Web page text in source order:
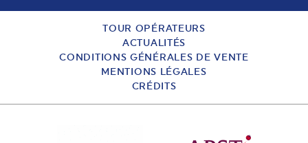
TOUR OPÉRATEURS
ACTUALITÉS
CONDITIONS GÉNÉRALES DE VENTE
MENTIONS LÉGALES
CRÉDITS